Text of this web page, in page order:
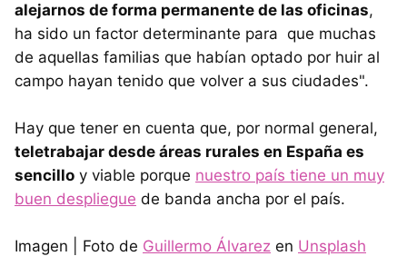
alejarnos de forma permanente de las oficinas,
ha sido un factor determinante para que muchas
de aquellas familias que habían optado por huir al
campo hayan tenido que volver a sus ciudades".
Hay que tener en cuenta que, por normal general,
teletrabajar desde áreas rurales en España es
sencillo y viable porque nuestro país tiene un muy
buen despliegue de banda ancha por el país.
Imagen | Foto de Guillermo Álvarez en Unsplash